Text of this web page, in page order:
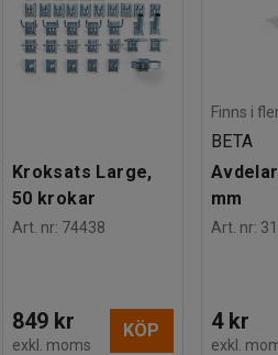
Kroksats Large,
50 krokar
Art. nr: 74438
849 kr
exkl. moms
KÖP
Finns i
BETA
mm
Art. nr:
4 kr
exkl.